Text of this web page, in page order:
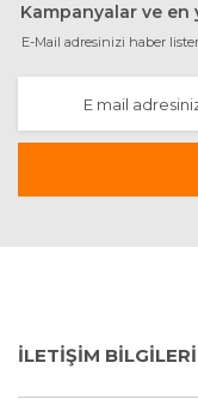
Kampanyalar ve
E-Mail adresinizi haber
İLETİŞİM